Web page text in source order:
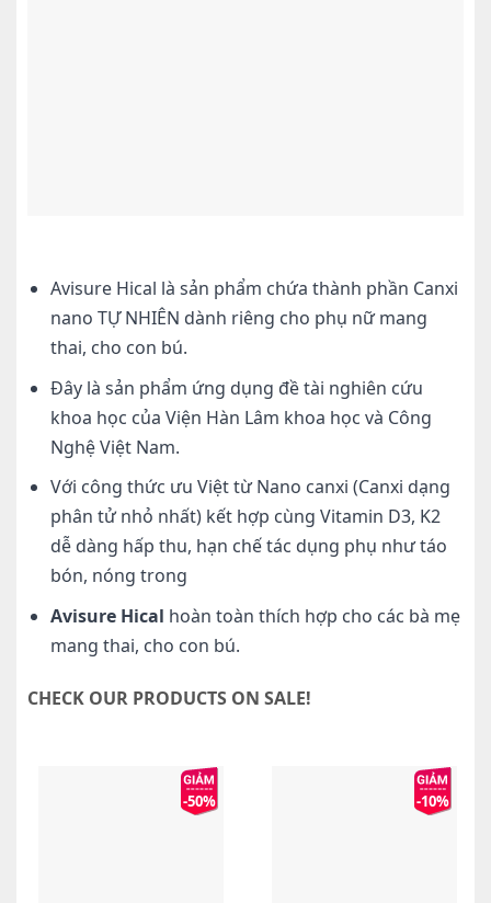
Avisure Hical là sản phẩm chứa thành phần Canxi
nano TỰ NHIÊN dành riêng cho phụ nữ mang
thai, cho con bú.
Đây là sản phẩm ứng dụng đề tài nghiên cứu
khoa học của Viện Hàn Lâm khoa học và Công
Nghệ Việt Nam.
Với công thức ưu Việt từ Nano canxi (Canxi dạng
phân tử nhỏ nhất) kết hợp cùng Vitamin D3, K2
dễ dàng hấp thu, hạn chế tác dụng phụ như táo
bón, nóng trong
Avisure Hical hoàn toàn thích hợp cho các bà mẹ
mang thai, cho con bú.
CHECK OUR PRODUCTS ON SALE!
-50% -10%